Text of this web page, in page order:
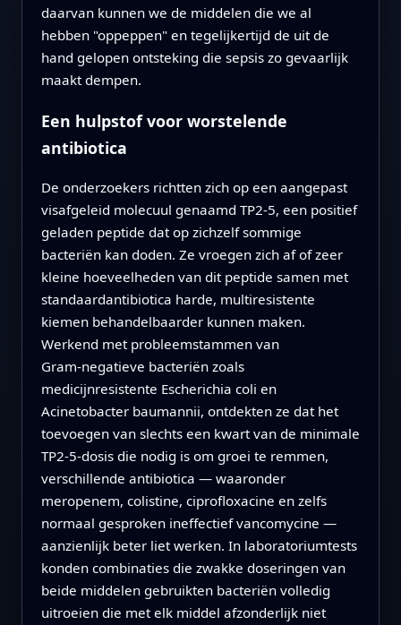
daarvan kunnen we de middelen die we al
hebben "oppeppen" en tegelijkertijd de uit de
hand gelopen ontsteking die sepsis zo gevaarlijk
maakt dempen.
Een hulpstof voor worstelende
antibiotica
De onderzoekers richtten zich op een aangepast
visafgeleid molecuul genaamd TP2‑5, een positief
geladen peptide dat op zichzelf sommige
bacteriën kan doden. Ze vroegen zich af of zeer
kleine hoeveelheden van dit peptide samen met
standaardantibiotica harde, multiresistente
kiemen behandelbaarder kunnen maken.
Werkend met probleemstammen van
Gram‑negatieve bacteriën zoals
medicijnresistente Escherichia coli en
Acinetobacter baumannii, ontdekten ze dat het
toevoegen van slechts een kwart van de minimale
TP2‑5‑dosis die nodig is om groei te remmen,
verschillende antibiotica — waaronder
meropenem, colistine, ciprofloxacine en zelfs
normaal gesproken ineffectief vancomycine —
aanzienlijk beter liet werken. In laboratoriumtests
konden combinaties die zwakke doseringen van
beide middelen gebruikten bacteriën volledig
uitroeien die met elk middel afzonderlijk niet